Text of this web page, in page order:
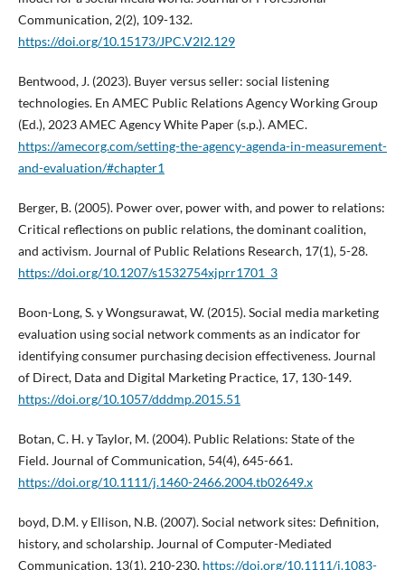
Communication, 2(2), 109-132.
https://doi.org/10.15173/JPC.V2I2.129
Bentwood, J. (2023). Buyer versus seller: social listening
technologies. En AMEC Public Relations Agency Working Group
(Ed.), 2023 AMEC Agency White Paper (s.p.). AMEC.
https://amecorg.com/setting-the-agency-agenda-in-measurement-
and-evaluation/#chapter1
Berger, B. (2005). Power over, power with, and power to relations:
Critical reflections on public relations, the dominant coalition,
and activism. Journal of Public Relations Research, 17(1), 5-28.
https://doi.org/10.1207/s1532754xjprr1701_3
Boon-Long, S. y Wongsurawat, W. (2015). Social media marketing
evaluation using social network comments as an indicator for
identifying consumer purchasing decision effectiveness. Journal
of Direct, Data and Digital Marketing Practice, 17, 130-149.
https://doi.org/10.1057/dddmp.2015.51
Botan, C. H. y Taylor, M. (2004). Public Relations: State of the
Field. Journal of Communication, 54(4), 645-661.
https://doi.org/10.1111/j.1460-2466.2004.tb02649.x
boyd, D.M. y Ellison, N.B. (2007). Social network sites: Definition,
history, and scholarship. Journal of Computer-Mediated
Communication, 13(1), 210-230. https://doi.org/10.1111/j.1083-